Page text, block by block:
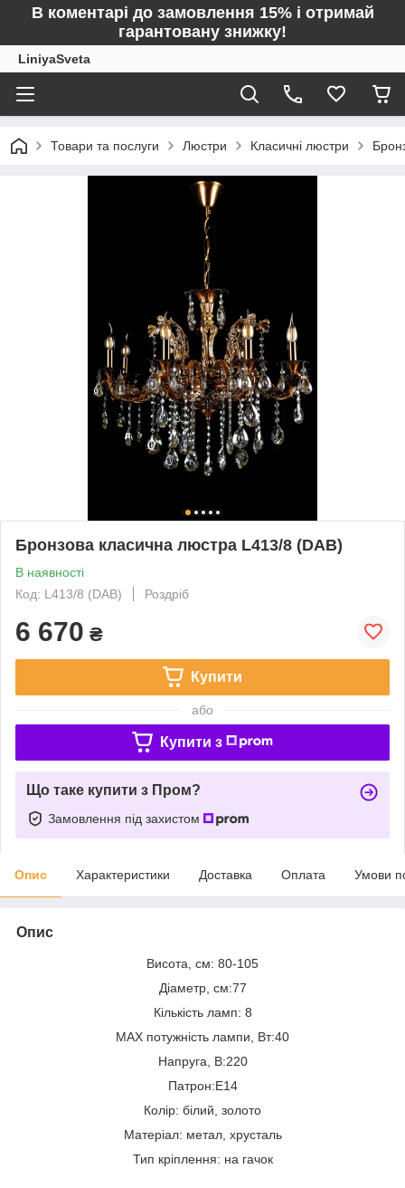
В коментарі до замовлення 15% і отримай
гарантовану знижку!
LiniyaSveta
Товари та послуги Люстри Класичні люстри
Бронзова класична люстра L413/8 (DAB)
В наявності
Код: L413/8 (DAB)
Роздріб
6 670 ₴
Купити
або
Купити з
Що таке купити з Пром?
Замовлення під захистом
Опис Характеристики Доставка Оплата Умови
Опис
Висота, см: 80-105
Діаметр, см:77
Кількість ламп: 8
MAX потужність лампи, Вт:40
Напруга, В:220
Патрон:E14
Колір: білий, золото
Матеріал: метал, хрусталь
Тип кріплення: на гачок